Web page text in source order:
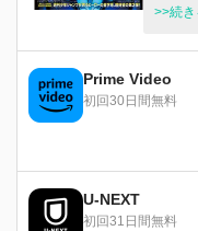
性”保
的に暴
(イデ
全世界
だっ
ヒー
あた
く離
件に巻
>>続
Prime Video
初回30日間無料
U-NEXT
初回31日間無料